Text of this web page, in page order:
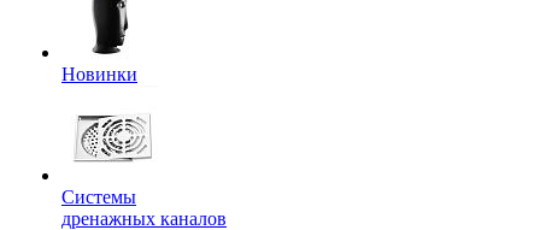
Новинки
Системы
дренажных каналов